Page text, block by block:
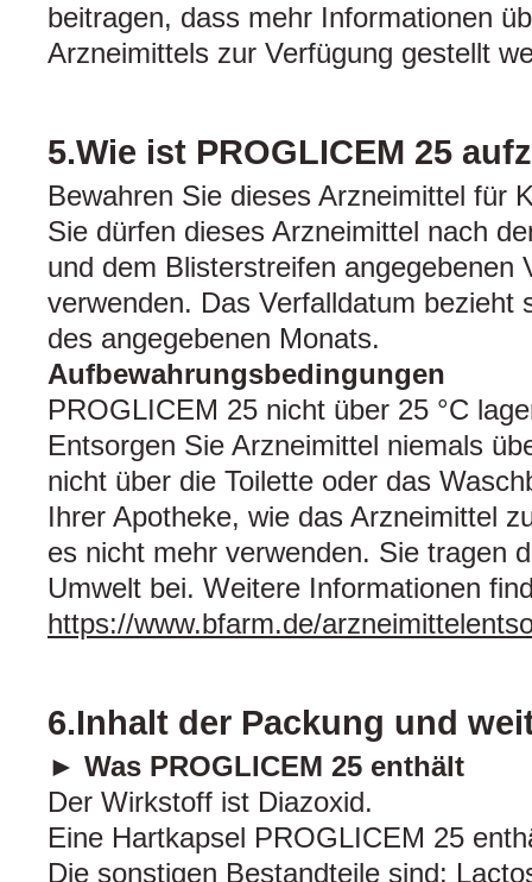
beitragen, dass mehr Informationen
Arzneimittels zur Verfügung gestellt
5.Wie ist PROGLICEM 25
Bewahren Sie dieses Arzneimittel für
Sie dürfen dieses Arzneimittel nach
und dem Blisterstreifen angegebenen
verwenden. Das Verfalldatum bezieht
des angegebenen Monats.
Aufbewahrungsbedingungen
PROGLICEM 25 nicht über 25 °C
Entsorgen Sie Arzneimittel niemals
nicht über die Toilette oder das
Ihrer Apotheke, wie das Arzneimittel
es nicht mehr verwenden. Sie tragen
Umwelt bei. Weitere Informationen
https://www.bfarm.de/
6.Inhalt der Packung und
► Was PROGLICEM 25 enthält
Der Wirkstoff ist Diazoxid.
Eine Hartkapsel PROGLICEM 25
Die sonstigen Bestandteile sind: